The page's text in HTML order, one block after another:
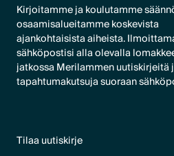
Kirjoitamme ja koulutamme
osaamisalueitamme koskevista
ajankohtaisista aiheista.
sähköpostisi alla olevalla
jatkossa Merilammen uutiskirjeitä
tapahtumakutsuja suoraan
Tilaa uutiskirje